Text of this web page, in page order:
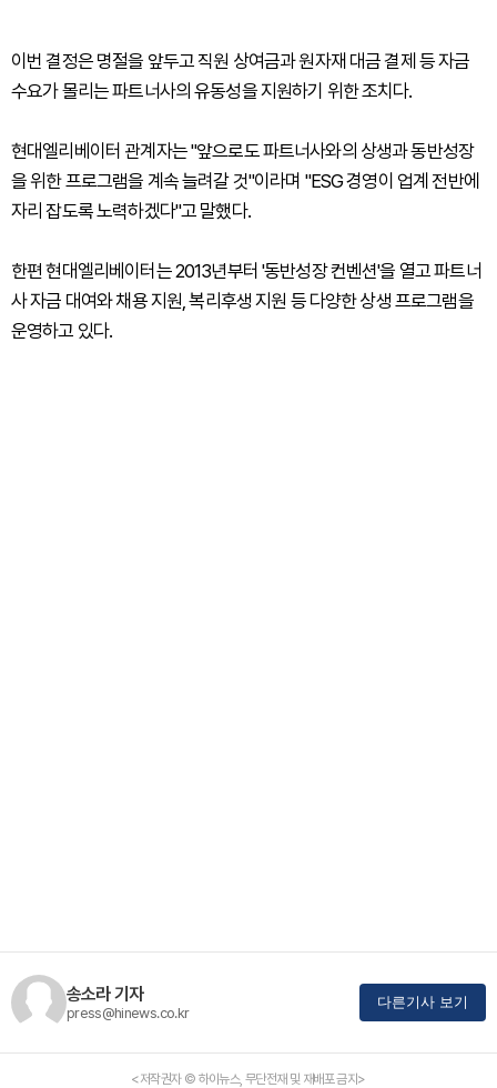
이번 결정은 명절을 앞두고 직원 상여금과 원자재 대금 결제 등 자금
수요가 몰리는 파트너사의 유동성을 지원하기 위한 조치다.
현대엘리베이터 관계자는 "앞으로도 파트너사와의 상생과 동반성장
을 위한 프로그램을 계속 늘려갈 것"이라며 "ESG 경영이 업계 전반에
자리 잡도록 노력하겠다"고 말했다.
한편 현대엘리베이터는 2013년부터 '동반성장 컨벤션'을 열고 파트너
사 자금 대여와 채용 지원, 복리후생 지원 등 다양한 상생 프로그램을
운영하고 있다.
송소라 기자
press@hinews.co.kr
다른기사 보기
<저작권자 © 하이뉴스, 무단전재 및 재배포 금지>